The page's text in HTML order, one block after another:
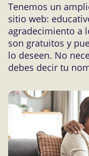
Tenemos un
sitio web:
agradecimiento a
son gratuitos y
lo deseen. No
debes decir tu